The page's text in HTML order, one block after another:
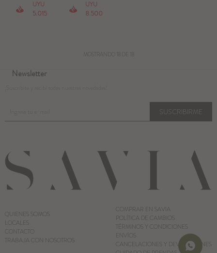
UYU
5.015
UYU
8.500
MOSTRANDO 18 18
Newsletter
SUSCRIBIRME
QUIENES SOMOS
LOCALES
CONTACTO
TRABAJA CON NOSOTROS
COMPRAR EN SAVIA
POLÍTICA DE CAMBIOS
TÉRMINOS Y CONDICIONES
ENVÍOS
CANCELACIONES Y DEVOLUCIONES